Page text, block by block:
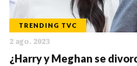
TRENDING TVC
2 ago. 2023
¿Harry y Meghan se